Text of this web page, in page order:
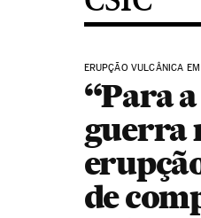
ERUPÇÃO VULCÂNICA
“Para
guerra
de